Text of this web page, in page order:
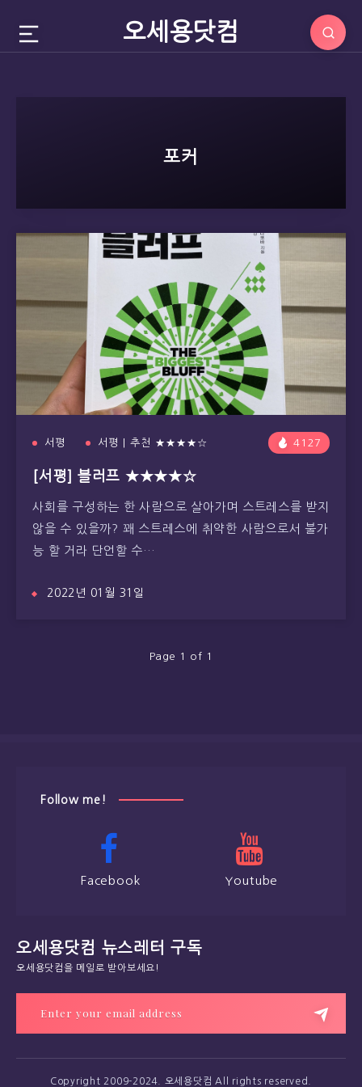
오세용닷컴
포커
서평 서평 | 추천 ★★★★☆ 4127
[서평] 블러프 ★★★★☆
사회를 구성하는 한 사람으로 살아가며 스트레스를 받지
않을 수 있을까? 꽤 스트레스에 취약한 사람으로서 불가
능 할 거라 단언할 수…
2022년 01월 31일
Page 1 of 1
Follow me!
Facebook Youtube
오세용닷컴 뉴스레터 구독
오세용닷컴을 메일로 받아보세요!
Copyright 2009-2024. 오세용닷컴 All rights reserved.